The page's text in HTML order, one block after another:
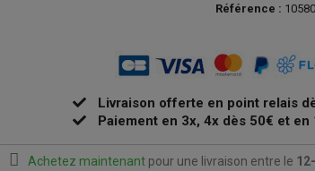
Référence :
Livraison offerte en point relais
Paiement en 3x, 4x dès 50€ et en
Achetez maintenant pour une livraison entre le